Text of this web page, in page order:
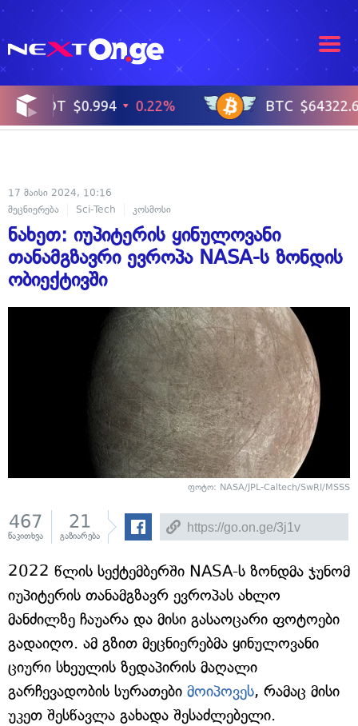
17 მაისი 2024, 10:16
მეცნიერება
Sci-Tech კოსმოსი
ნახეთ: იუპიტერის ყინულოვანი
თანამგზავრი ევროპა NASA-ს ზონდის
ობიექტივში
ფოტო: NASA/JPL-Caltech/SwRI/MSSS
467
წაკითხვა
21
გაზიარება
2022 წლის სექტემბერში NASA-ს ზონდმა ჯუნომ
იუპიტერის თანამგზავრ ევროპას ახლო
მანძილზე ჩაუარა და მისი გასაოცარი ფოტოები
გადაიღო. ამ გზით მეცნიერებმა ყინულოვანი
ციური სხეულის ზედაპირის მაღალი
გარჩევადობის სურათები მოიპოვეს, რამაც მისი
უკეთ შესწავლა გახადა შესაძლებელი.